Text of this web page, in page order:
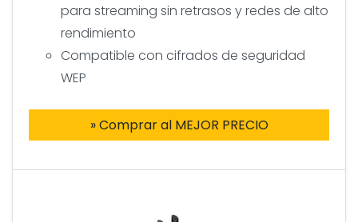
para streaming sin retrasos y redes de alto
rendimiento
Compatible con cifrados de seguridad
WEP
» Comprar al MEJOR PRECIO